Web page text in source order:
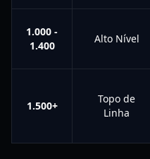
1.000 -
1.400
Alto Nível
1.500+
Topo de
Linha